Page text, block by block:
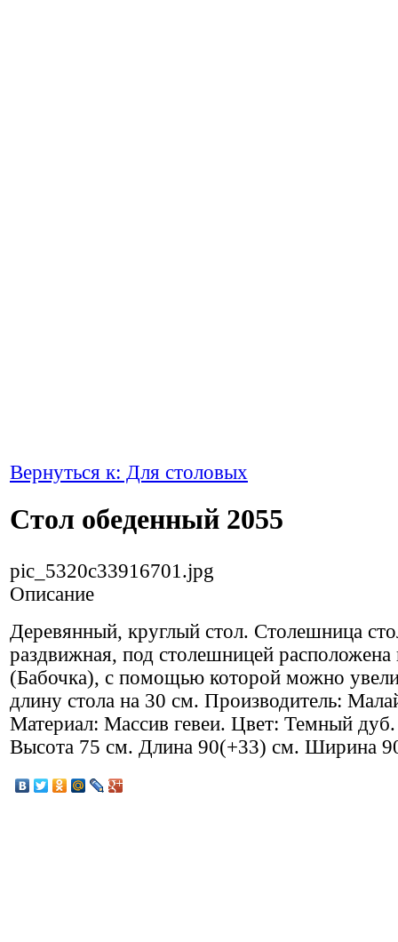
Вернуться к: Для столовых
Стол обеденный 2055
pic_5320c33916701.jpg
Описание
Деревянный, круглый стол. Столешница
раздвижная, под столешницей расположена
(Бабочка), с помощью которой можно
длину стола на 30 см. Производитель:
Материал: Массив гевеи. Цвет: Темный
Высота 75 см. Длина 90(+33) см. Ширина